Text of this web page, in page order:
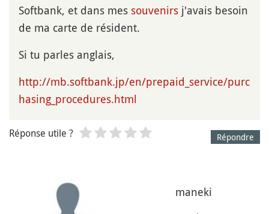
Softbank, et dans mes souvenirs j'avais besoin
de ma carte de résident.
Si tu parles anglais,
http://mb.softbank.jp/en/prepaid_service/purc
hasing_procedures.html
Répondre
Réponse utile ?
maneki